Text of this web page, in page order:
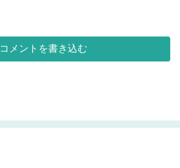
コメントを書き込む